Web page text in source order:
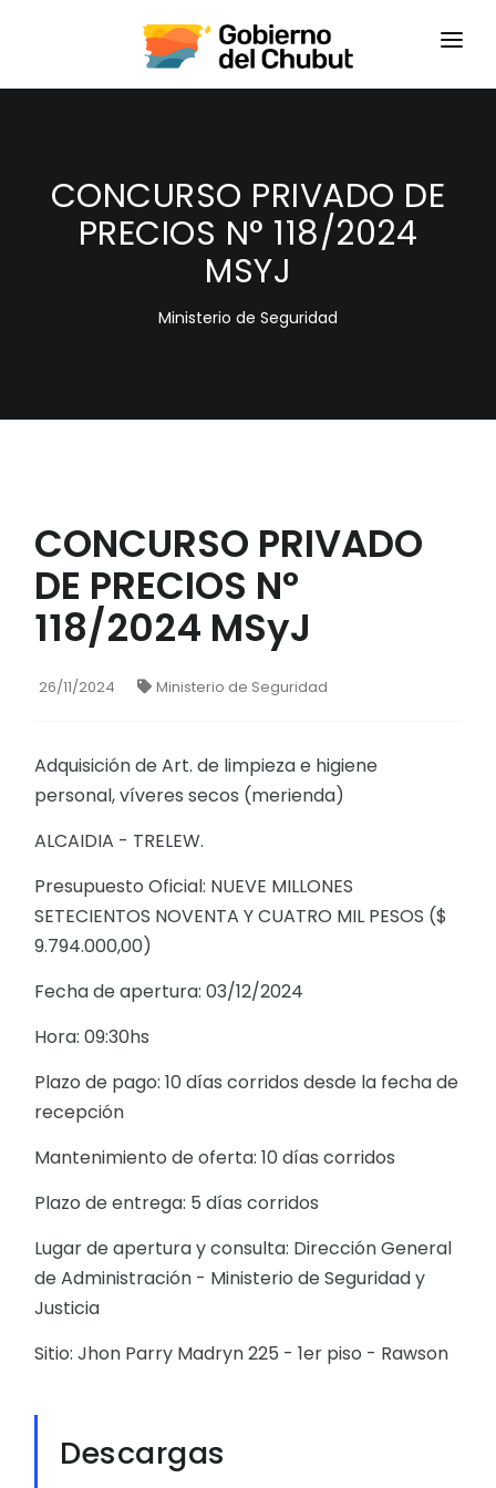
HOME
CONCURSO PRIVADO DE
PRECIOS N° 118/2024
MSYJ
Ministerio de Seguridad
CONCURSO PRIVADO
DE PRECIOS N°
118/2024 MSyJ
26/11/2024 Ministerio de Seguridad
Adquisición de Art. de limpieza e higiene
personal, víveres secos (merienda)
ALCAIDIA - TRELEW.
Presupuesto Oficial: NUEVE MILLONES
SETECIENTOS NOVENTA Y CUATRO MIL PESOS ($
9.794.000,00)
Fecha de apertura: 03/12/2024
Hora: 09:30hs
Plazo de pago: 10 días corridos desde la fecha de
recepción
Mantenimiento de oferta: 10 días corridos
Plazo de entrega: 5 días corridos
Lugar de apertura y consulta: Dirección General
de Administración - Ministerio de Seguridad y
Justicia
Sitio: Jhon Parry Madryn 225 - 1er piso - Rawson
Descargas